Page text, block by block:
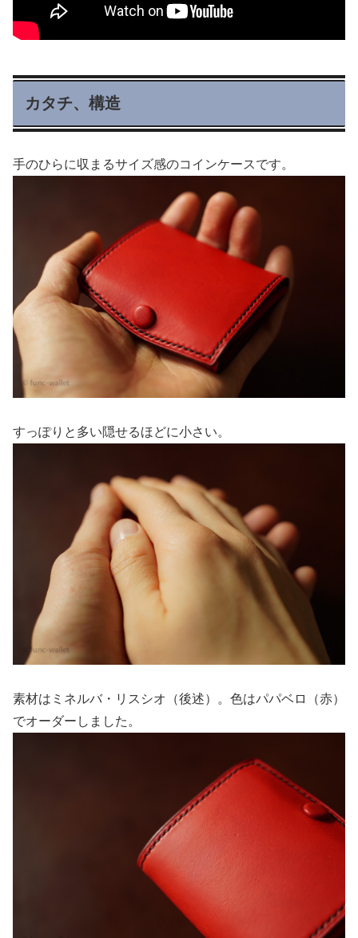
カタチ、構造
手のひらに収まるサイズ感のコインケースです。
すっぽりと多い隠せるほどに小さい。
素材はミネルバ・リスシオ（後述）。色はパパベロ（赤）
でオーダーしました。